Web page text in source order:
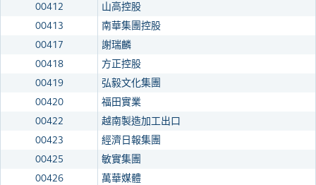
00412
山高控股
00413
南華集團控股
00417
謝瑞麟
00418
方正控股
00419
弘毅文化集團
00420
福田實業
00422
越南製造加工出口
00423
經濟日報集團
00425
敏實集團
00426
萬華媒體